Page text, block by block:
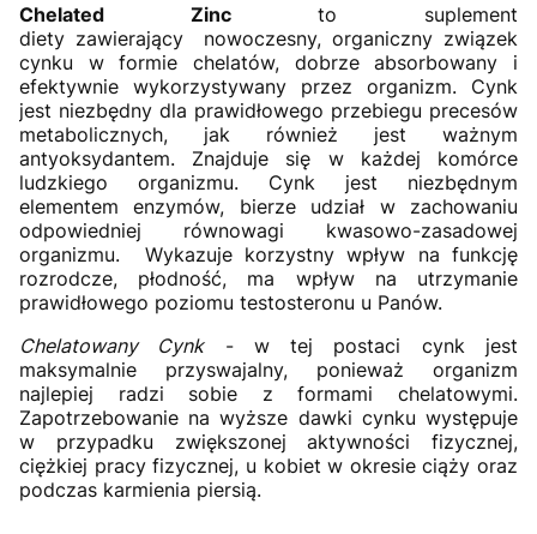
Chelated Zincto suplement
diety zawierający nowoczesny, organiczny związek
cynku w formie chelatów, dobrze absorbowany i
efektywnie wykorzystywany przez organizm. Cynk
jest niezbędny dla prawidłowego przebiegu precesów
metabolicznych, jak również jest ważnym
antyoksydantem. Znajduje się w każdej komórce
ludzkiego organizmu. Cynk jest niezbędnym
elementem enzymów, bierze udział w zachowaniu
odpowiedniej równowagi kwasowo-zasadowej
organizmu. Wykazuje korzystny wpływ na funkcję
rozrodcze, płodność, ma wpływ na utrzymanie
prawidłowego poziomu testosteronu u Panów.
Chelatowany Cynk- w tej postaci cynk jest
maksymalnie przyswajalny, ponieważ organizm
najlepiej radzi sobie z formami chelatowymi.
Zapotrzebowanie na wyższe dawki cynku występuje
w przypadku zwiększonej aktywności fizycznej,
ciężkiej pracy fizycznej, u kobiet w okresie ciąży oraz
podczas karmienia piersią.